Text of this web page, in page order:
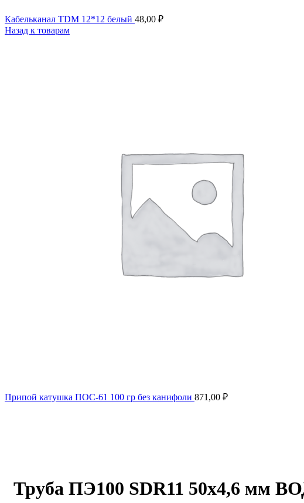
Кабельканал TDM 12*12 белый 48,00 ₽
Назад к товарам
Припой катушка ПОС-61 100 гр без канифоли 871,00 ₽
Труба ПЭ100 SDR11 50х4,6 мм